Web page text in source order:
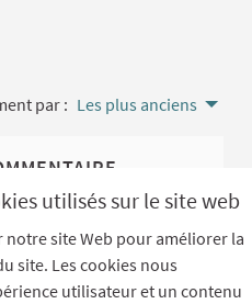
utilisés sur le site web
site Web pour améliorer la
site. Les cookies nous
utilisateur et un contenu
par : Les plus anciens
identifiez-vous avec
.